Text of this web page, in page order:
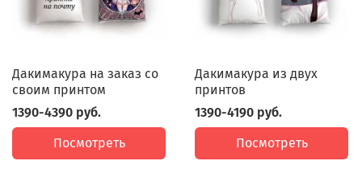
Дакимакура на заказ со
своим принтом
1390-4390 руб.
Посмотреть
Дакимакура из двух
принтов
1390-4190 руб.
Посмотреть